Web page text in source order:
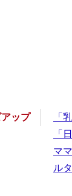
フ
新し
ップ
「
「
マ
ル